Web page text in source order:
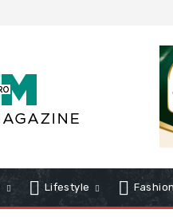
Lifestyle Fashion